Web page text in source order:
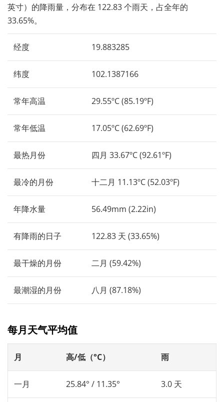
英寸）的降雨量，分布在 122.83 个雨天，占全年的
33.65%。
经度 19.883285
纬度 102.1387166
常年高温 29.55ºC (85.19ºF)
常年低温 17.05ºC (62.69ºF)
最热月份 四月 33.67ºC (92.61ºF)
最冷的月份 十二月 11.13ºC (52.03ºF)
年降水量 56.49mm (2.22in)
有降雨的日子 122.83 天 (33.65%)
最干燥的月份 二月 (59.42%)
最潮湿的月份 八月 (87.18%)
每月天气平均值
月 高/低（°C） 雨
一月 25.84° / 11.35° 3.0 天